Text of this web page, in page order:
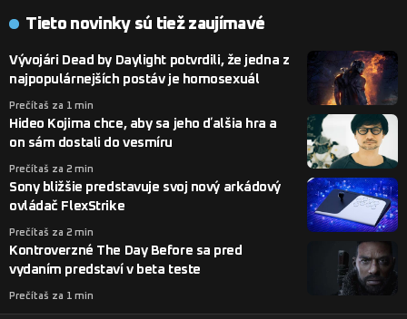
Tieto novinky sú tiež zaujímavé
Vývojári Dead by Daylight potvrdili, že jedna z
najpopulárnejších postáv je homosexuál
Prečítaš za 1 min
Hideo Kojima chce, aby sa jeho ďalšia hra a
on sám dostali do vesmíru
Prečítaš za 2 min
Sony bližšie predstavuje svoj nový arkádový
ovládač FlexStrike
Prečítaš za 2 min
Kontroverzné The Day Before sa pred
vydaním predstaví v beta teste
Prečítaš za 1 min